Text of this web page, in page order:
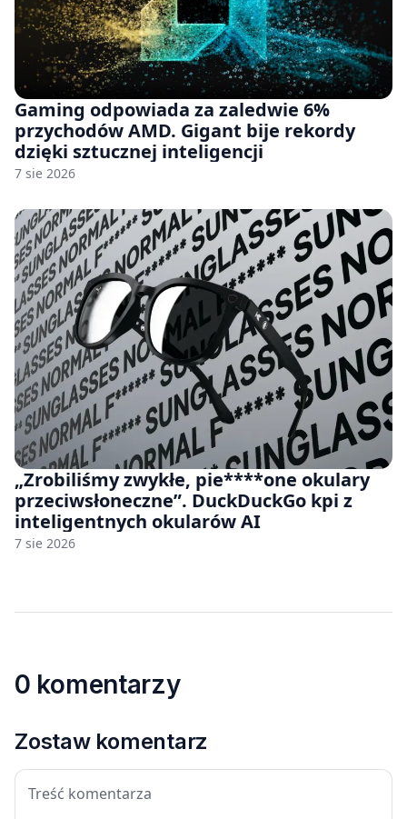
Gaming odpowiada za zaledwie 6%
przychodów AMD. Gigant bije rekordy
dzięki sztucznej inteligencji
7 sie 2026
„Zrobiliśmy zwykłe, pie****one okulary
przeciwsłoneczne”. DuckDuckGo kpi z
inteligentnych okularów AI
7 sie 2026
0 komentarzy
Zostaw komentarz